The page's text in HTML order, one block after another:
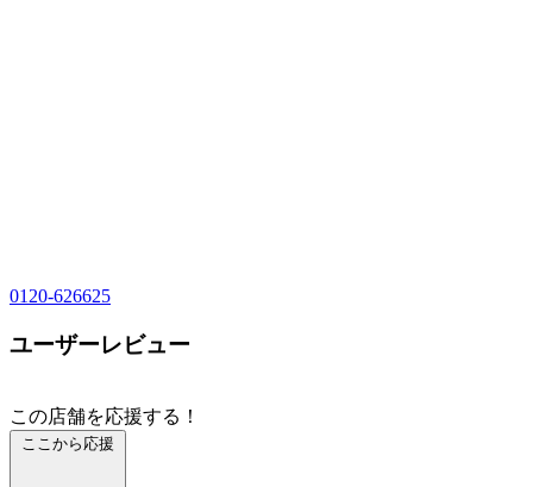
0120-626625
ユーザーレビュー
この店舗を応援する！
ここから応援